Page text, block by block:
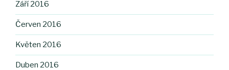
Září 2016
Červen 2016
Květen 2016
Duben 2016